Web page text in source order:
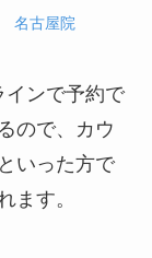
名古屋院
インで予約で
ので、カウ
いった方で
ます。